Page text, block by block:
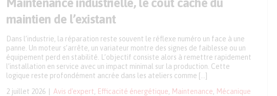
Maintenance industrielle, le coût caché du
maintien de l’existant
2 juillet 2026 Avis d'expert Efficacité énergétique Maintenance
Mécanique
Dans l’industrie, la réparation reste souvent le réflexe numéro un face à une
panne. Un moteur s’arrête, un variateur montre des signes de faiblesse ou un
équipement perd en stabilité. L’objectif consiste alors à remettre rapidement
l’installation en service avec un impact minimal sur la production. Cette
logique reste profondément ancrée dans les ateliers comme […]